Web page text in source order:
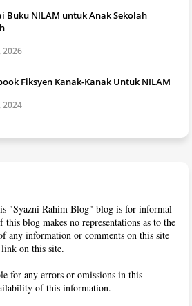
Buku NILAM untuk Anak Sekolah
2026
Fiksyen Kanak-Kanak Untuk NILAM
2024
"Syazni Rahim Blog" blog is for informal
blog makes no representations as to the
any information or comments on this site
on this site.
for any errors or omissions in this
of this information.